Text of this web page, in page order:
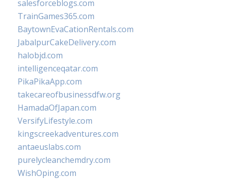
salesforceblogs.com
TrainGames365.com
BaytownEvaCationRentals.com
JabalpurCakeDelivery.com
halobjd.com
intelligenceqatar.com
PikaPikaApp.com
takecareofbusinessdfw.org
HamadaOfJapan.com
VersifyLifestyle.com
kingscreekadventures.com
antaeuslabs.com
purelycleanchemdry.com
WishOping.com